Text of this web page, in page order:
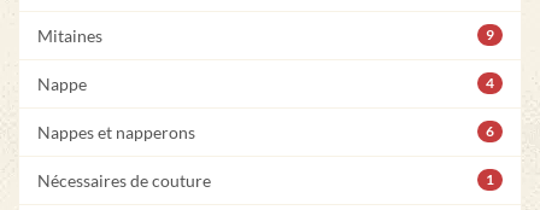
Mitaines 9
Nappe 4
Nappes et napperons 6
Nécessaires de couture 1